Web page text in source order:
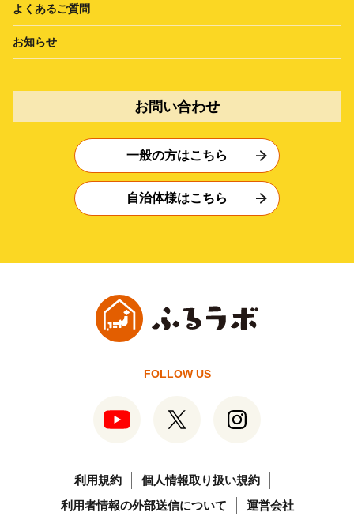
よくあるご質問
お知らせ
お問い合わせ
一般の方はこちら
自治体様はこちら
FOLLOW US
利用規約
個人情報取り扱い規約
利用者情報の外部送信について
運営会社